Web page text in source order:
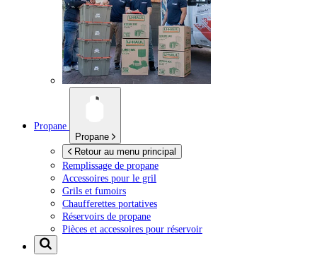
Propane
Propane
Retour au menu principal
Remplissage de propane
Accessoires pour le gril
Grils et fumoirs
Chaufferettes portatives
Réservoirs de propane
Pièces et accessoires pour réservoir